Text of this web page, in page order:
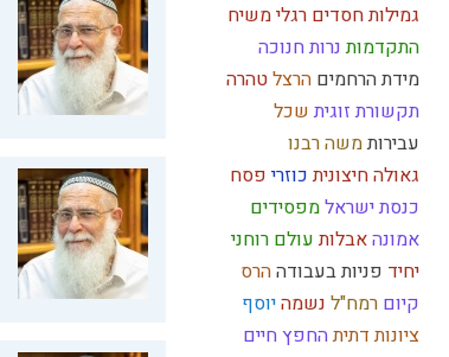
גמילות חסדים רגלי משיח
התקדמותנרות חנוכה
מידת הרחמים הרצלטהרה
תקשורת זוגית שכל
עבירותמשה רבנו
גאולה חיצוניתכוזרי פסח
כנסת ישראלמפסידים
אמונהאבלותעולם רוחני
יחיד פניות בעבודההרס
קיום רמח"ל נשמהיוסף
ציונות דתיתהחפץ חיים